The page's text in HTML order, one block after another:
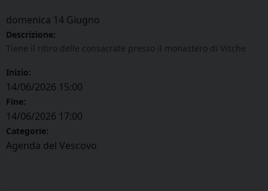
domenica 14 Giugno
Descrizione:
Tiene il ritiro delle consacrate presso il monastero di Vische
Inizio:
14/06/2026 15:00
Fine:
14/06/2026 17:00
Categorie:
Agenda del Vescovo